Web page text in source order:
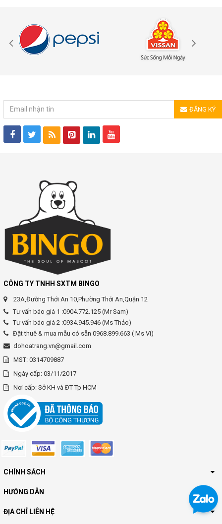
ĐĂNG KÝ
CÔNG TY TNHH SXTM BINGO
23A,Đường Thới An 10,Phường Thới An,Quận 12
Tư vấn báo giá 1 :0904.772.125 (Mr Sam)
Tư vấn báo giá 2 :0934.945.946 (Ms Thảo)
Đặt thuê & mua mẫu có sẵn 0968.899.663 ( Ms Vi)
dohoatrang.vn@gmail.com
MST: 0314709887
Ngày cấp: 03/11/2017
Nơi cấp: Sở KH và ĐT Tp HCM
CHÍNH SÁCH
HƯỚNG DẪN
ĐỊA CHỈ LIÊN HỆ